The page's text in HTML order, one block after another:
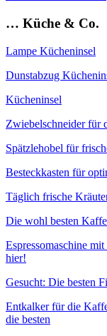
… Küche & Co.
Lampe Kücheninsel
Dunstabzug
Kücheninsel
Zwiebelschneider für
Spätzlehobel für
Besteckkasten für
Täglich frische
Die wohl besten
Espressomaschine
hier!
Gesucht: Die besten
Entkalker für die
die besten